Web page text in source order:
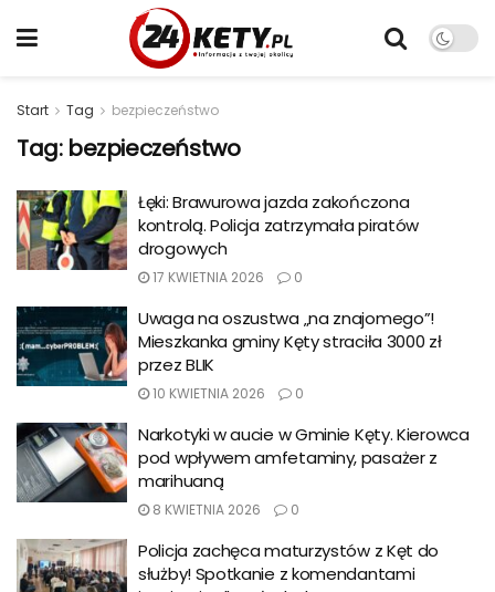
Start Tag bezpieczeństwo
Tag: bezpieczeństwo
Łęki: Brawurowa jazda zakończona
kontrolą. Policja zatrzymała piratów
drogowych
17 KWIETNIA 2026 0
Uwaga na oszustwa „na znajomego”!
Mieszkanka gminy Kęty straciła 3000 zł
przez BLIK
10 KWIETNIA 2026 0
Narkotyki w aucie w Gminie Kęty. Kierowca
pod wpływem amfetaminy, pasażer z
marihuaną
8 KWIETNIA 2026 0
Policja zachęca maturzystów z Kęt do
służby! Spotkanie z komendantami